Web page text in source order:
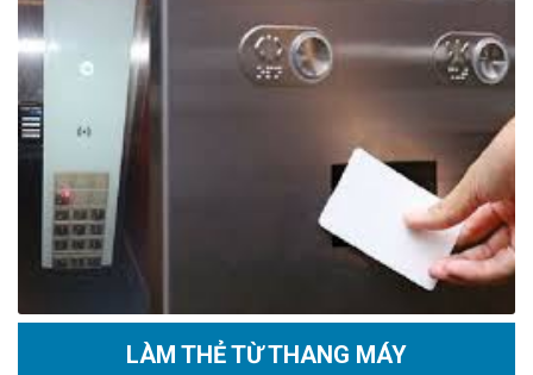
LÀM THẺ TỪ THANG MÁY